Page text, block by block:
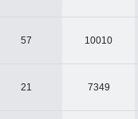
57 10010
21 7349